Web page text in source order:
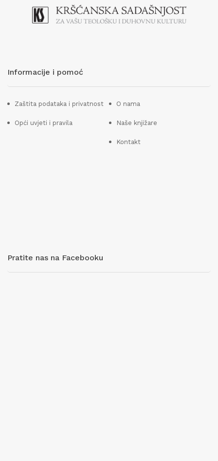
Informacije i pomoć
Zaštita podataka i privatnost
Opći uvjeti i pravila
O nama
Naše knjižare
Kontakt
Pratite nas na Facebooku